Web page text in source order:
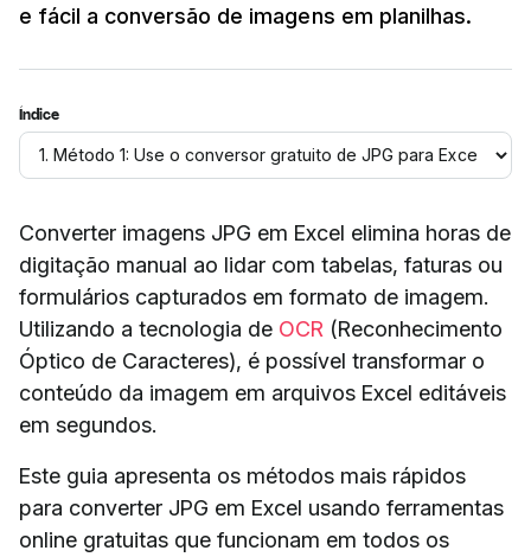
e fácil a conversão de imagens em planilhas.
Índice
Converter imagens JPG em Excel elimina horas de
digitação manual ao lidar com tabelas, faturas ou
formulários capturados em formato de imagem.
Utilizando a tecnologia de OCR (Reconhecimento
Óptico de Caracteres), é possível transformar o
conteúdo da imagem em arquivos Excel editáveis
em segundos.
Este guia apresenta os métodos mais rápidos
para converter JPG em Excel usando ferramentas
online gratuitas que funcionam em todos os